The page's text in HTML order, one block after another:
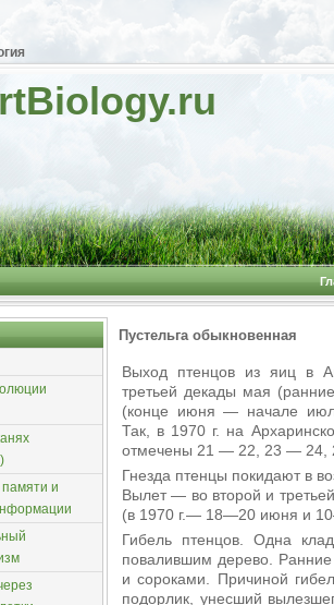
памяти и
Пустельга обыкновенная
Выход птенцов из яиц в
третьей декады мая
(конце июня — начале
Так, в 1970 г. на
отмечены 21 — 22, 23 — 24,
Гнезда птенцы покидают в
Вылет — во второй и
(в 1970 г.— 18—20 июня и
Гибель птенцов. Одна
повалившим дерево.
и сороками. Причиной
подорлик, унесший